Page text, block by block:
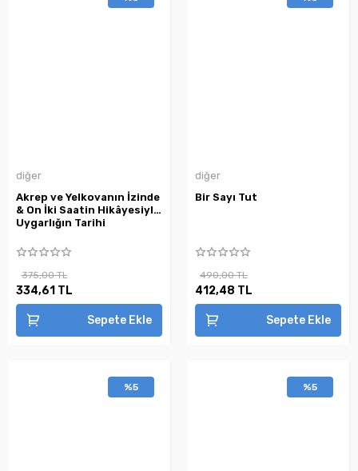
diğer
Akrep ve Yelkovanın İzinde
& On İki Saatin Hikâyesiyle
Uygarlığın Tarihi
375,00 TL
334,61 TL
Sepete Ekle
diğer
Bir Sayı Tut
490,00 TL
412,48 TL
Sepete Ekle
%5 %5